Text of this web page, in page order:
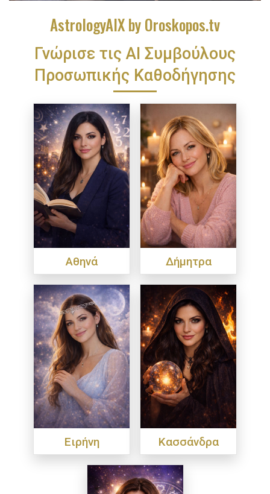
AstrologyAIX by Oroskopos.tv
Γνώρισε τις ΑΙ Συμβούλους
Προσωπικής Καθοδήγησης
Αθηνά Δήμητρα
Ειρήνη Κασσάνδρα